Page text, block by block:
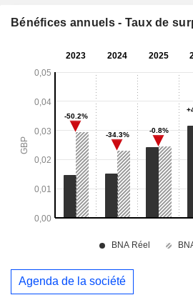
Bénéfices annuels - Taux de
Agenda de la société